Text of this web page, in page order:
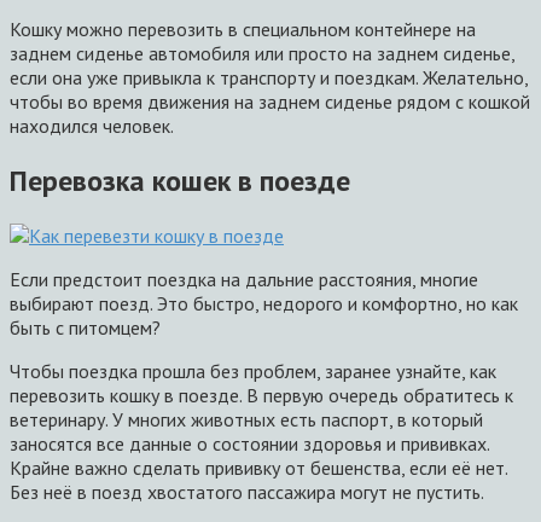
Кошку можно перевозить в специальном контейнере на
заднем сиденье автомобиля или просто на заднем сиденье,
если она уже привыкла к транспорту и поездкам. Желательно,
чтобы во время движения на заднем сиденье рядом с кошкой
находился человек.
Перевозка кошек в поезде
Если предстоит поездка на дальние расстояния, многие
выбирают поезд. Это быстро, недорого и комфортно, но как
быть с питомцем?
Чтобы поездка прошла без проблем, заранее узнайте, как
перевозить кошку в поезде. В первую очередь обратитесь к
ветеринару. У многих животных есть паспорт, в который
заносятся все данные о состоянии здоровья и прививках.
Крайне важно сделать прививку от бешенства, если её нет.
Без неё в поезд хвостатого пассажира могут не пустить.